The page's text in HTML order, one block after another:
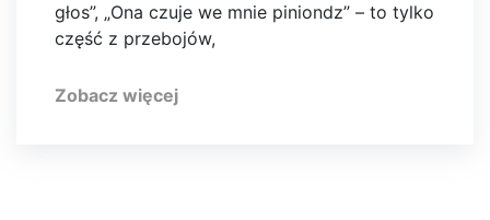
głos”, „Ona czuje we mnie piniondz” – to tylko
część z przebojów,
Zobacz więcej